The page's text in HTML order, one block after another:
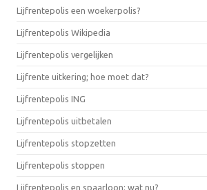
Lijfrentepolis een woekerpolis?
Lijfrentepolis Wikipedia
Lijfrentepolis vergelijken
Lijfrente uitkering; hoe moet dat?
Lijfrentepolis ING
Lijfrentepolis uitbetalen
Lijfrentepolis stopzetten
Lijfrentepolis stoppen
Lijfrentepolis en spaarloon; wat nu?